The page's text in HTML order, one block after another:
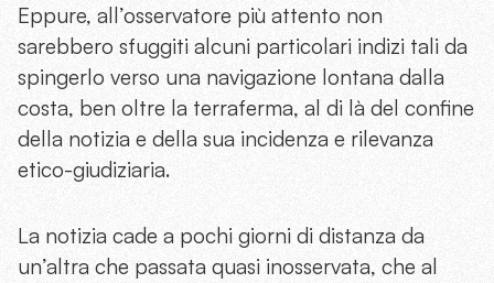
Eppure, all’osservatore più attento non
sarebbero sfuggiti alcuni particolari indizi tali da
spingerlo verso una navigazione lontana dalla
costa, ben oltre la terraferma, al di là del confine
della notizia e della sua incidenza e rilevanza
etico-giudiziaria.
La notizia cade a pochi giorni di distanza da
un’altra che passata quasi inosservata, che al